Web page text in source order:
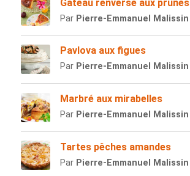
Gateau renversé aux prunes
Par Pierre-Emmanuel Malissin
Pavlova aux figues
Par Pierre-Emmanuel Malissin
Marbré aux mirabelles
Par Pierre-Emmanuel Malissin
Tartes pêches amandes
Par Pierre-Emmanuel Malissin